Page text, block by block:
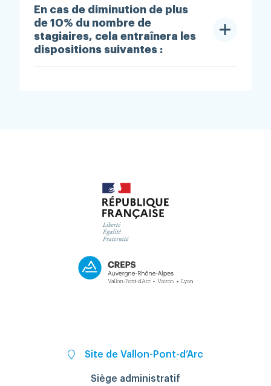
En cas de diminution de plus
de 10% du nombre de
stagiaires, cela entraînera les
dispositions suivantes :
Site de Vallon-Pont-d’Arc
Siège administratif